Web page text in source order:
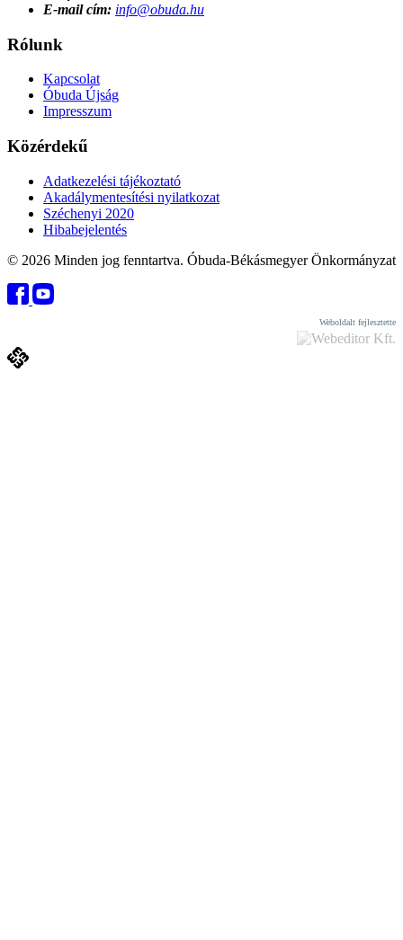
E-mail cím: info@obuda.hu
Rólunk
Kapcsolat
Óbuda Újság
Impresszum
Közérdekű
Adatkezelési tájékoztató
Akadálymentesítési nyilatkozat
Széchenyi 2020
Hibabejelentés
© 2026 Minden jog fenntartva. Óbuda-Békásmegyer Önkormányzat
Weboldalt fejlesztette